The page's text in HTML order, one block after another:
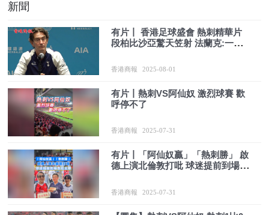
新聞
有片丨 香港足球盛會 熱刺精華片
段柏比沙亞驚天笠射 法蘭克:一切
香港商報 2025-08-01
有片丨熱刺VS阿仙奴 激烈球賽 歡
呼停不了
香港商報 2025-07-31
有片丨「阿仙奴贏」「熱刺勝」 啟
德上演北倫敦打吡 球迷提前到場各
香港商報 2025-07-31